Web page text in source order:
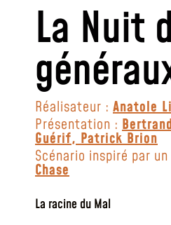
La Nuit
Réalisateur : Anatole
Présentation :
Guérif,Patrick Brion
Scénario inspiré par
Chase
La racine du Mal